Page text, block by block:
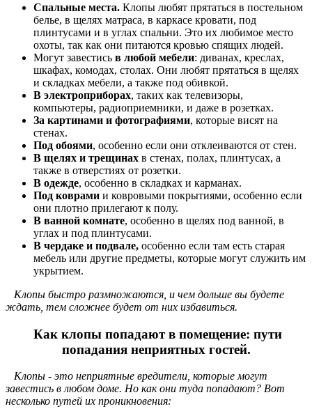
Спальные места. Клопы любят прятаться в постельном
белье, в щелях матраса, в каркасе кровати, под
плинтусами и в углах спальни. Это их любимое место
охоты, так как они питаются кровью спящих людей.
Могут завестись в любой мебели: диванах, креслах,
шкафах, комодах, столах. Они любят прятаться в щелях
и складках мебели, а также под обивкой.
В электроприборах, таких как телевизоры,
компьютеры, радиоприемники, и даже в розетках.
За картинами и фотографиями, которые висят на
стенах.
Под обоями, особенно если они отклеиваются от стен.
В щелях и трещинах в стенах, полах, плинтусах, а
также в отверстиях от розетки.
В одежде, особенно в складках и карманах.
Под коврами и ковровыми покрытиями, особенно если
они плотно прилегают к полу.
В ванной комнате, особенно в щелях под ванной, в
углах и под плинтусами.
В чердаке и подвале, особенно если там есть старая
мебель или другие предметы, которые могут служить им
укрытием.
Клопы быстро размножаются, и чем дольше вы будете
ждать, тем сложнее будет от них избавиться.
Как клопы попадают в помещение: пути
попадания неприятных гостей.
Клопы - это неприятные вредители, которые могут
завестись в любом доме. Но как они туда попадают? Вот
несколько путей их проникновения: